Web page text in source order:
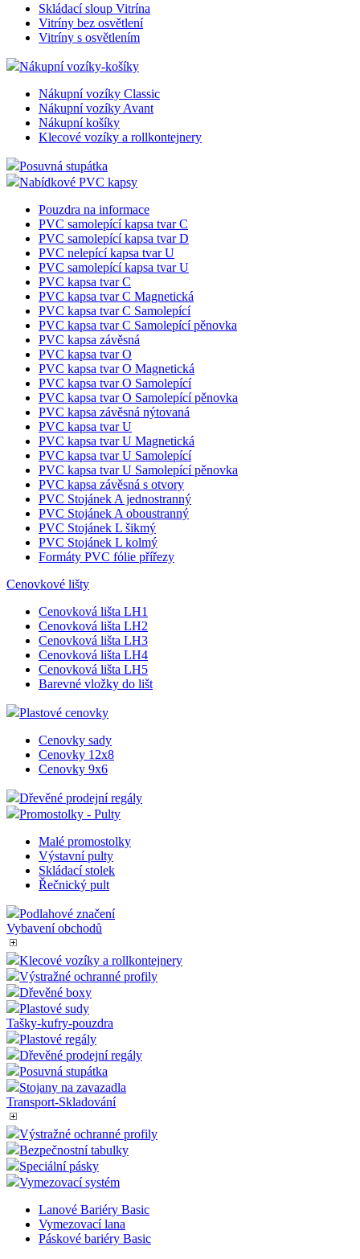
Skládací sloup Vitrína
Vitríny bez osvětlení
Vitríny s osvětlením
Nákupní vozíky-košíky
Nákupní vozíky Classic
Nákupní vozíky Avant
Nákupní košíky
Klecové vozíky a rollkontejnery
Posuvná stupátka
Nabídkové PVC kapsy
Pouzdra na informace
PVC samolepící kapsa tvar C
PVC samolepící kapsa tvar D
PVC nelepící kapsa tvar U
PVC samolepící kapsa tvar U
PVC kapsa tvar C
PVC kapsa tvar C Magnetická
PVC kapsa tvar C Samolepící
PVC kapsa tvar C Samolepící pěnovka
PVC kapsa závěsná
PVC kapsa tvar O
PVC kapsa tvar O Magnetická
PVC kapsa tvar O Samolepící
PVC kapsa tvar O Samolepící pěnovka
PVC kapsa závěsná nýtovaná
PVC kapsa tvar U
PVC kapsa tvar U Magnetická
PVC kapsa tvar U Samolepící
PVC kapsa tvar U Samolepící pěnovka
PVC kapsa závěsná s otvory
PVC Stojánek A jednostranný
PVC Stojánek A oboustranný
PVC Stojánek L šikmý
PVC Stojánek L kolmý
Formáty PVC fólie přířezy
Cenovkové lišty
Cenovková lišta LH1
Cenovková lišta LH2
Cenovková lišta LH3
Cenovková lišta LH4
Cenovková lišta LH5
Barevné vložky do lišt
Plastové cenovky
Cenovky sady
Cenovky 12x8
Cenovky 9x6
Dřevěné prodejní regály
Promostolky - Pulty
Malé promostolky
Výstavní pulty
Skládací stolek
Řečnický pult
Podlahové značení
Vybavení obchodů
Klecové vozíky a rollkontejnery
Výstražné ochranné profily
Dřevěné boxy
Plastové sudy
Tašky-kufry-pouzdra
Plastové regály
Dřevěné prodejní regály
Posuvná stupátka
Stojany na zavazadla
Transport-Skladování
Výstražné ochranné profily
Bezpečnostní tabulky
Speciální pásky
Vymezovací systém
Lanové Bariéry Basic
Vymezovací lana
Páskové bariéry Basic